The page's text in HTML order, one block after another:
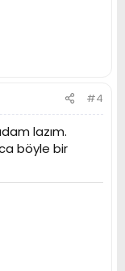
#4
lazım.
böyle bir